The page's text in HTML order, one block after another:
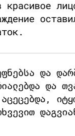
красивое
და
და